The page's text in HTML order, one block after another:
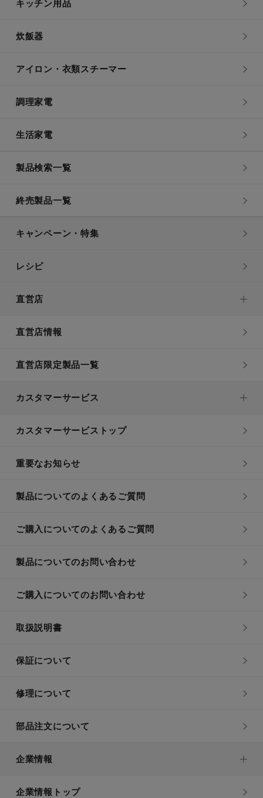
キッチン用品
炊飯器
アイロン・衣類スチーマー
調理家電
生活家電
製品検索一覧
終売製品一覧
キャンペーン・特集
レシピ
直営店
直営店情報
直営店限定製品一覧
カスタマーサービス
カスタマーサービストップ
重要なお知らせ
製品についてのよくあるご質問
ご購入についてのよくあるご質問
製品についてのお問い合わせ
ご購入についてのお問い合わせ
取扱説明書
保証について
修理について
部品注文について
企業情報
企業情報トップ